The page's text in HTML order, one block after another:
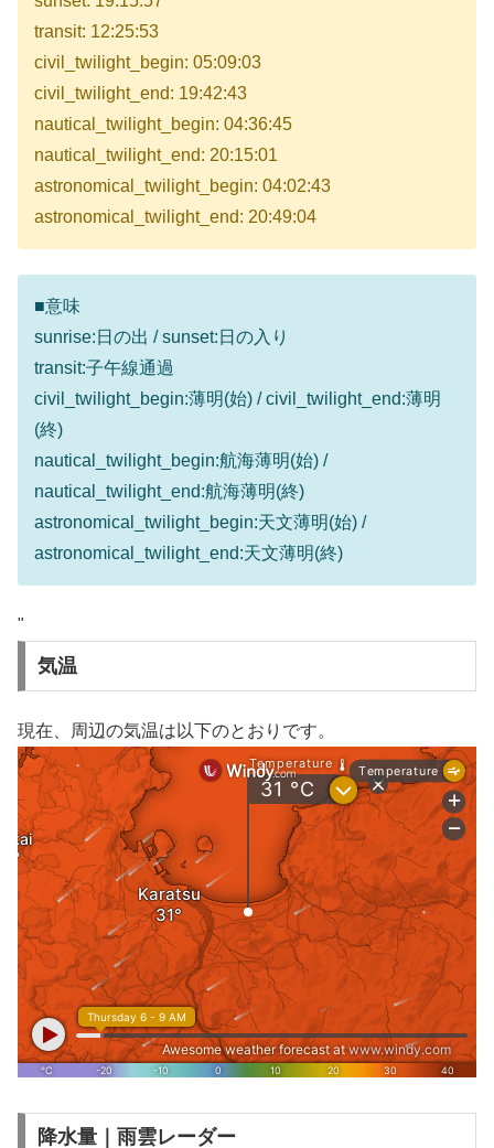
transit: 12:25:53
civil_twilight_begin: 05:09:03
civil_twilight_end: 19:42:43
nautical_twilight_begin: 04:36:45
nautical_twilight_end: 20:15:01
astronomical_twilight_begin: 04:02:43
astronomical_twilight_end: 20:49:04
■意味
sunrise:日の出 / sunset:日の入り
transit:子午線通過
civil_twilight_begin:薄明(始) / civil_twilight_end:薄明
(終)
nautical_twilight_begin:航海薄明(始) /
nautical_twilight_end:航海薄明(終)
astronomical_twilight_begin:天文薄明(始) /
astronomical_twilight_end:天文薄明(終)
"
気温
現在、周辺の気温は以下のとおりです。
降水量｜雨雲レーダー